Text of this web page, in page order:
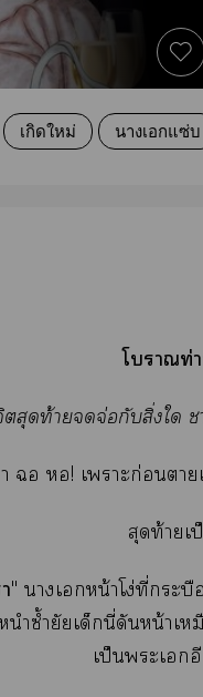
เกิดใหม่ นางเอกแซ่บ
โาท่
ตสุดท้ายจ่อกับสิ่งใ
ฉอ ! เาะก่อนา
สุดท้ายเ
" าเหน้าโง่ที่กระ
นำซ้ำยัยเด็กนี่ดันหน้า
เป็นะเ